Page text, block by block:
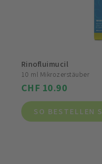
Rinofluimucil
10 ml Mikrozerstäuber
CHF 10.90
SO BESTELLEN